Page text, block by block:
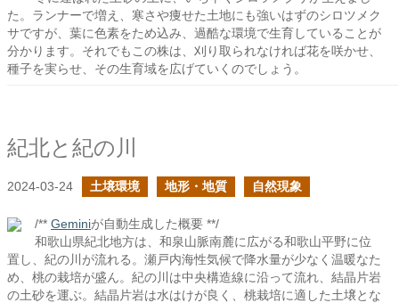
た。ランナーで増え、寒さや痩せた土地にも強いはずのシロツメク
サですが、葉に色素をため込み、過酷な環境で生育していることが
分かります。それでもこの株は、刈り取られなければ花を咲かせ、
種子を実らせ、その生育域を広げていくのでしょう。
紀北と紀の川
2024-03-24 土壌環境 地形・地質 自然現象
/** Geminiが自動生成した概要 **/
和歌山県紀北地方は、和泉山脈南麓に広がる和歌山平野に位
置し、紀の川が流れる。瀬戸内海性気候で降水量が少なく温暖なた
め、桃の栽培が盛ん。紀の川は中央構造線に沿って流れ、結晶片岩
の土砂を運ぶ。結晶片岩は水はけが良く、桃栽培に適した土壌とな